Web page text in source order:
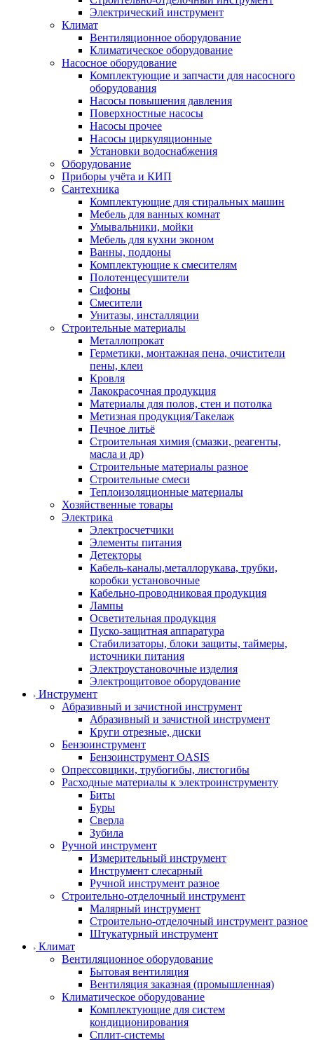
Электрический инструмент
Климат
Вентиляционное оборудование
Климатическое оборудование
Насосное оборудование
Комплектующие и запчасти для насосного
оборудования
Насосы повышения давления
Поверхностные насосы
Насосы прочее
Насосы циркуляционные
Установки водоснабжения
Оборудование
Приборы учёта и КИП
Сантехника
Комплектующие для стиральных машин
Мебель для ванных комнат
Умывальники, мойки
Мебель для кухни эконом
Ванны, поддоны
Комплектующие к смесителям
Полотенцесушители
Сифоны
Смесители
Унитазы, инсталляции
Строительные материалы
Металлопрокат
Герметики, монтажная пена, очистители
пены, клеи
Кровля
Лакокрасочная продукция
Материалы для полов, стен и потолка
Метизная продукция/Такелаж
Печное литьё
Строительная химия (смазки, реагенты,
масла и др)
Строительные материалы разное
Строительные смеси
Теплоизоляционные материалы
Хозяйственные товары
Электрика
Электросчетчики
Элементы питания
Детекторы
Кабель-каналы,металлорукава, трубки,
коробки установочные
Кабельно-проводниковая продукция
Лампы
Осветительная продукция
Пуско-защитная аппаратура
Стабилизаторы, блоки защиты, таймеры,
источники питания
Электроустановочные изделия
Электрощитовое оборудование
Инструмент
Абразивный и зачистной инструмент
Абразивный и зачистной инструмент
Круги отрезные, диски
Бензоинструмент
Бензоинструмент OASIS
Опрессовщики, трубогибы, листогибы
Расходные материалы к электроинструменту
Биты
Буры
Сверла
Зубила
Ручной инструмент
Измерительный инструмент
Инструмент слесарный
Ручной инструмент разное
Строительно-отделочный инструмент
Малярный инструмент
Строительно-отделочный инструмент разное
Штукатурный инструмент
Климат
Вентиляционное оборудование
Бытовая вентиляция
Вентиляция заказная (промышленная)
Климатическое оборудование
Комплектующие для систем
кондиционирования
Сплит-системы